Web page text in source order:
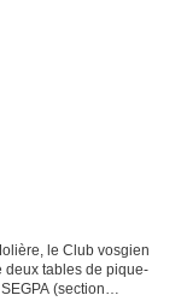
le Club vosgien
deux tables de pique-
(section